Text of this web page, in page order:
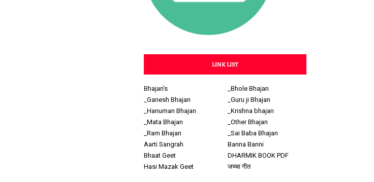
LINK LIST
Bhajan's
_Bhole Bhajan
_Ganesh Bhajan
_Guru ji Bhajan
_Hanuman Bhajan
_Krishna bhajan
_Mata Bhajan
_Other Bhajan
_Ram Bhajan
_Sai Baba Bhajan
Aarti Sangrah
Banna Banni
Bhaat Geet
DHARMIK BOOK PDF
Hasi Mazak Geet
जच्चा गीत